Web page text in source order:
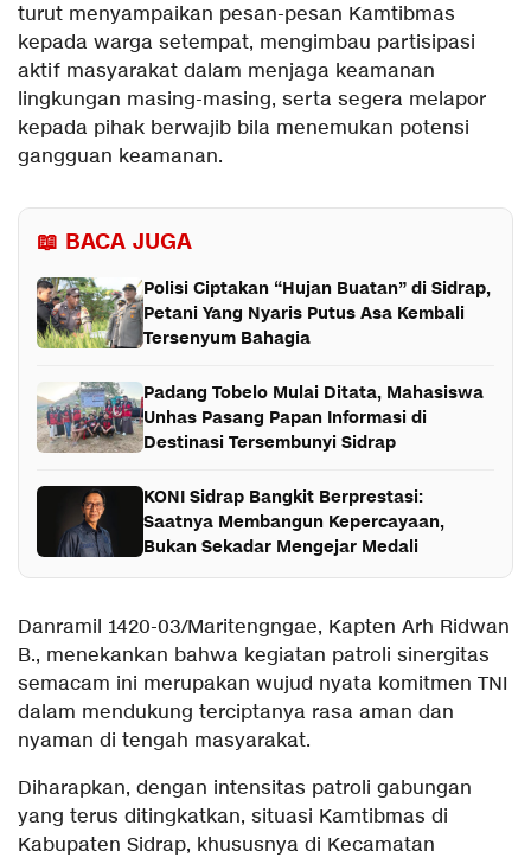
turut menyampaikan pesan-pesan Kamtibmas
kepada warga setempat, mengimbau partisipasi
aktif masyarakat dalam menjaga keamanan
lingkungan masing-masing, serta segera melapor
kepada pihak berwajib bila menemukan potensi
gangguan keamanan.
📖 BACA JUGA
Polisi Ciptakan “Hujan Buatan” di Sidrap,
Petani Yang Nyaris Putus Asa Kembali
Tersenyum Bahagia
Padang Tobelo Mulai Ditata, Mahasiswa
Unhas Pasang Papan Informasi di
Destinasi Tersembunyi Sidrap
KONI Sidrap Bangkit Berprestasi:
Saatnya Membangun Kepercayaan,
Bukan Sekadar Mengejar Medali
Danramil 1420-03/Maritengngae, Kapten Arh Ridwan
B., menekankan bahwa kegiatan patroli sinergitas
semacam ini merupakan wujud nyata komitmen TNI
dalam mendukung terciptanya rasa aman dan
nyaman di tengah masyarakat.
Diharapkan, dengan intensitas patroli gabungan
yang terus ditingkatkan, situasi Kamtibmas di
Kabupaten Sidrap, khususnya di Kecamatan